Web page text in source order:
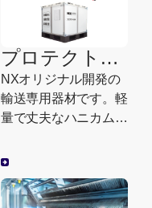
にやさしい輸送モード
の検索と比較を、瞬時
に実現します。
プロテクト
BOX
NXオリジナル開発の
輸送専用器材です。軽
量で丈夫なハニカムコ
ク・鉄道・船舶・航空
のあらゆるモードで利
用可能。梱包・養生作